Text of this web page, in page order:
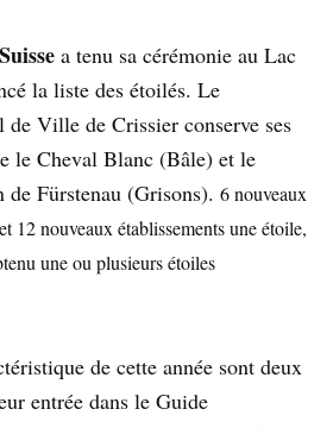
a tenu sa cérémonie au Lac
la liste des étoilés. Le
de Ville de Crissier conserve ses
le Cheval Blanc (Bâle) et le
de Fürstenau (Grisons). 6 nouveaux
12 nouveaux établissements une étoile,
une ou plusieurs étoiles
de cette année sont deux
entrée dans le Guide